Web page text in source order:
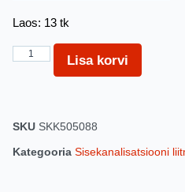
Laos: 13 tk
Lisa korvi
SKU SKK505088
Kategooria Sisekanalisatsiooni